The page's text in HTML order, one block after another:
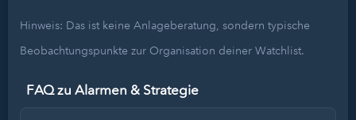
Hinweis: Das ist keine Anlageberatung, sondern typische
Beobachtungspunkte zur Organisation deiner Watchlist.
FAQ zu Alarmen & Strategie